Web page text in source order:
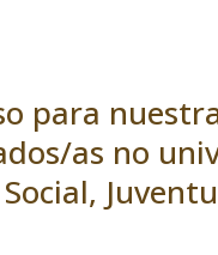
para
as no